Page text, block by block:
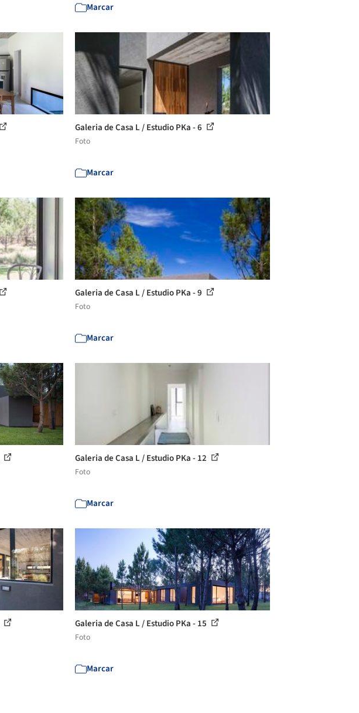
Marcar
Galeria de Casa L / Estudio PKa - 6
Foto
Marcar
Galeria de Casa L / Estudio PKa - 9
Foto
Marcar
Galeria de Casa L / Estudio PKa - 12
Foto
Marcar
Galeria de Casa L / Estudio PKa - 15
Foto
Marcar